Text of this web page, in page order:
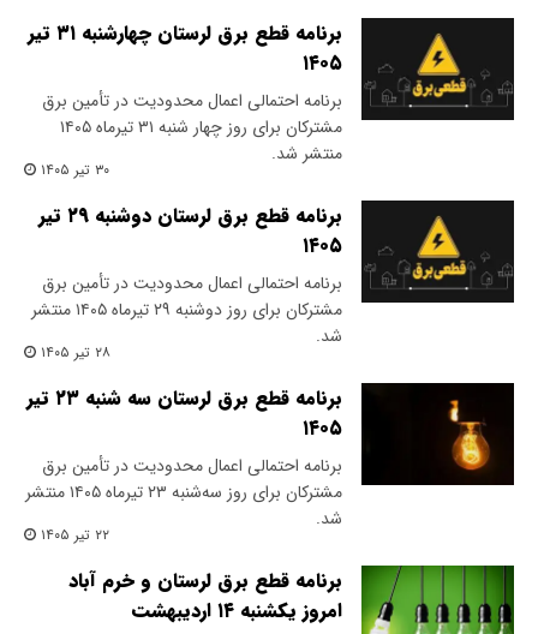
برنامه قطع برق لرستان چهارشنبه ۳۱ تیر
۱۴۰۵
برنامه احتمالی اعمال محدودیت در تأمین برق
مشترکان برای روز چهار شنبه ۳۱ تیرماه ۱۴۰۵
منتشر شد.
۳۰ تیر ۱۴۰۵
برنامه قطع برق لرستان دوشنبه ۲۹ تیر
۱۴۰۵
برنامه احتمالی اعمال محدودیت در تأمین برق
مشترکان برای روز دوشنبه ۲۹ تیرماه ۱۴۰۵ منتشر
شد.
۲۸ تیر ۱۴۰۵
برنامه قطع برق لرستان سه شنبه ۲۳ تیر
۱۴۰۵
برنامه احتمالی اعمال محدودیت در تأمین برق
مشترکان برای روز سه‌شنبه ۲۳ تیرماه ۱۴۰۵ منتشر
شد.
۲۲ تیر ۱۴۰۵
برنامه قطع برق لرستان و خرم آباد
امروز یکشنبه ۱۴ اردیبهشت